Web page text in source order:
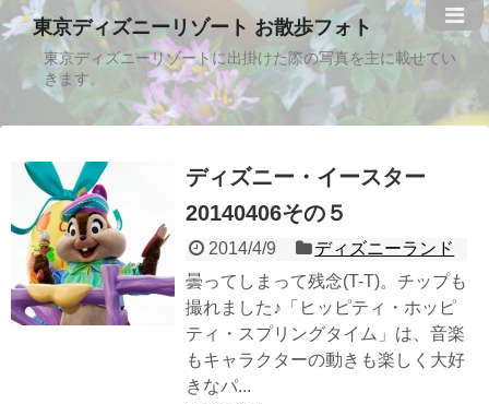
東京ディズニーリゾート お散歩フォト
東京ディズニーリゾートに出掛けた際の写真を主に載せてい
きます。
ディズニー・イースター
20140406その５
2014/4/9
ディズニーランド
曇ってしまって残念(T-T)。チップも
撮れました♪「ヒッピティ・ホッピ
ティ・スプリングタイム」は、音楽
もキャラクターの動きも楽しく大好
きなパ...